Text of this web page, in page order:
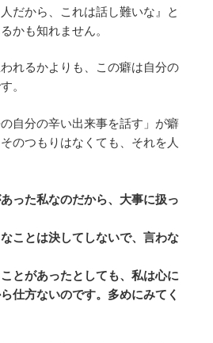
だから、これは話し難いな』と
かも知れません。
れるかよりも、この癖は自分の
。
の自分の辛い出来事を話す」が癖
のつもりはなくても、それを人
った私なのだから、大事に扱っ
なことは決してしないで、言わな
とがあったとしても、私は心に
仕方ないのです。多めにみてく